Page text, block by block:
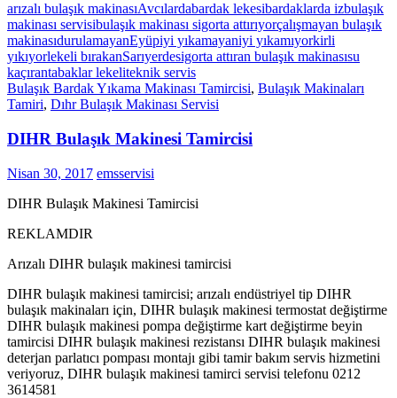
arızalı bulaşık makinasıAvcılardabardak lekesibardaklarda izbulaşık
makinası servisibulaşık makinası sigorta attırıyorçalışmayan bulaşık
makinasıdurulamayanEyüpiyi yıkamayaniyi yıkamıyorkirli
yıkıyorlekeli bırakanSarıyerdesigorta attıran bulaşık makinasısu
kaçırantabaklar lekeliteknik servis
Bulaşık Bardak Yıkama Makinası Tamircisi, Bulaşık Makinaları
Tamiri, Dıhr Bulaşık Makinası Servisi
DIHR Bulaşık Makinesi Tamircisi
Nisan 30, 2017 emsservisi
DIHR Bulaşık Makinesi Tamircisi
REKLAMDIR
Arızalı DIHR bulaşık makinesi tamircisi
DIHR bulaşık makinesi tamircisi; arızalı endüstriyel tip DIHR
bulaşık makinaları için, DIHR bulaşık makinesi termostat değiştirme
DIHR bulaşık makinesi pompa değiştirme kart değiştirme beyin
tamircisi DIHR bulaşık makinesi rezistansı DIHR bulaşık makinesi
deterjan parlatıcı pompası montajı gibi tamir bakım servis hizmetini
veriyoruz, DIHR bulaşık makinesi tamirci servisi telefonu 0212
3614581